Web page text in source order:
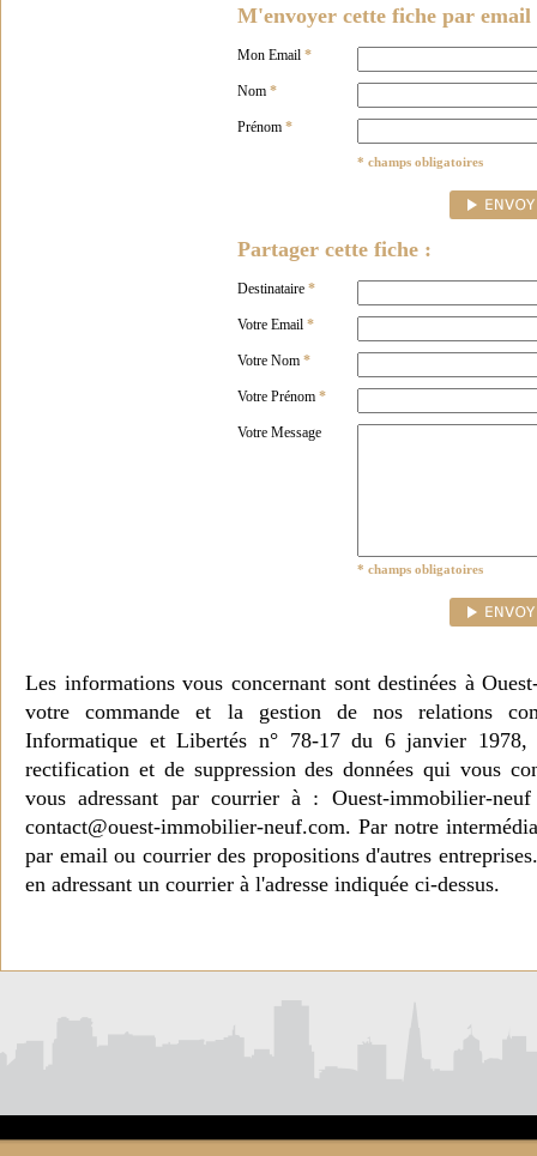
M'envoyer cette fiche par email
Mon Email *
Nom *
Prénom *
* champs obligatoires
Partager cette fiche :
Destinataire *
Votre Email *
Votre Nom *
Votre Prénom *
Votre Message
* champs obligatoires
Les informations vous concernant sont destinées à
votre commande et la gestion de nos relations
Informatique et Libertés n° 78-17 du 6 janvier 1978,
rectification et de suppression des données qui vous
vous adressant par courrier à : Ouest-immobilier-
contact@ouest-immobilier-neuf.com. Par notre
par email ou courrier des propositions d'autres
en adressant un courrier à l'adresse indiquée ci-dessus.